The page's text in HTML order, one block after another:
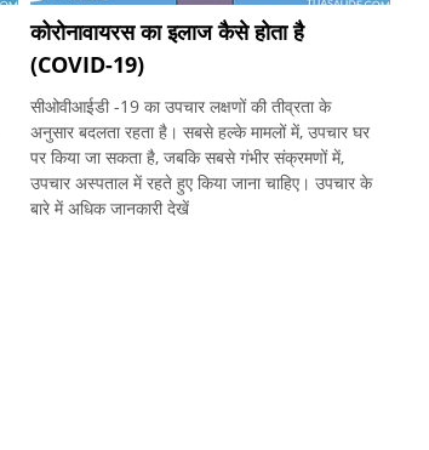
कोरोनावायरस का इलाज कैसे होता है
(COVID-19)
सीओवीआईडी ​​-19 का उपचार लक्षणों की तीव्रता के
अनुसार बदलता रहता है। सबसे हल्के मामलों में, उपचार घर
पर किया जा सकता है, जबकि सबसे गंभीर संक्रमणों में,
उपचार अस्पताल में रहते हुए किया जाना चाहिए। उपचार के
बारे में अधिक जानकारी देखें